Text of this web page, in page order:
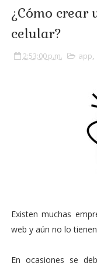
¿Cómo crear
celular?
2:53:00 p.m. app,
Existen muchas
web y aún no lo
En ocasiones se